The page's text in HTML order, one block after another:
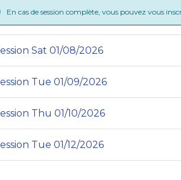
En cas de session complète, vous pouvez vous
Sat 01/08/2026
Tue 01/09/2026
Thu 01/10/2026
Tue 01/12/2026